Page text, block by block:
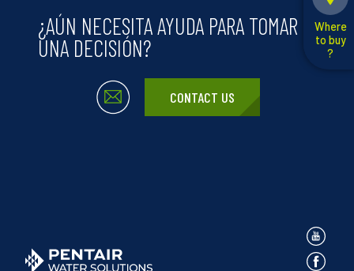
Where
to buy
?
¿AÚN NECESITA AYUDA PARA TOMAR
UNA DECISIÓN?
CONTACT US